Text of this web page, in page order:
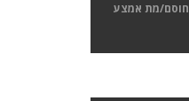
חוסם/מת אמצע